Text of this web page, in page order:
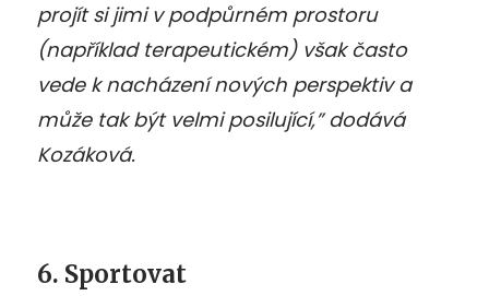
projít si jimi v podpůrném prostoru
(například terapeutickém) však často
vede k nacházení nových perspektiv a
může tak být velmi posilující,” dodává
Kozáková.
6. Sportovat